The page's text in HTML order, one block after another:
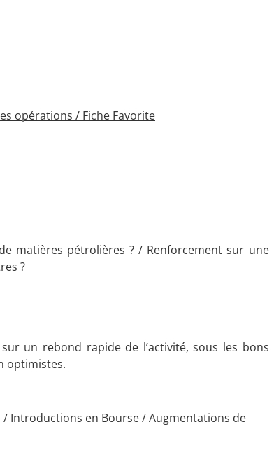
opérations / Fiche Favorite
matières pétrolières ? / Renforcement sur une
?
un rebond rapide de l’activité, sous les bons
optimistes.
/ Introductions en Bourse / Augmentations de